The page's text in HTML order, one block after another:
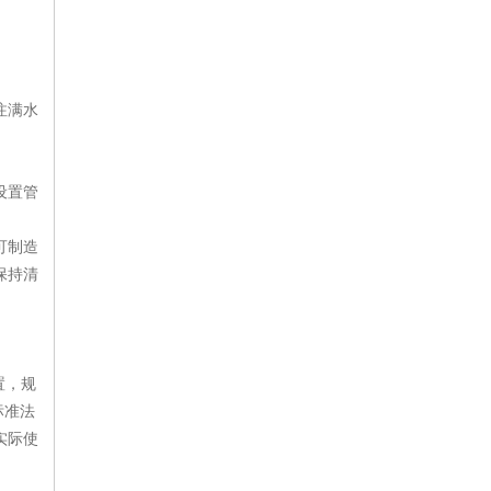
满水
置管
制造
持清
，规
准法
际使